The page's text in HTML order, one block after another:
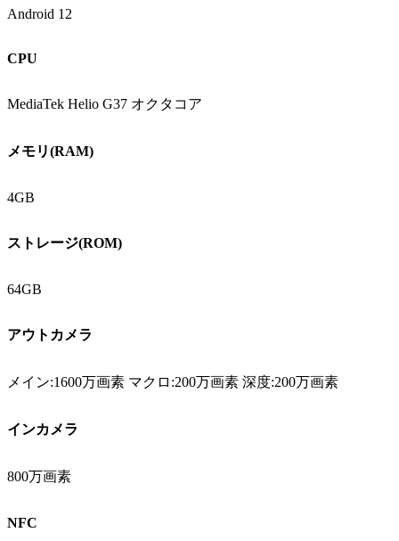
Android 12
CPU
MediaTek Helio G37 オクタコア
メモリ(RAM)
4GB
ストレージ(ROM)
64GB
アウトカメラ
メイン:1600万画素 マクロ:200万画素 深度:200万画素
インカメラ
800万画素
NFC